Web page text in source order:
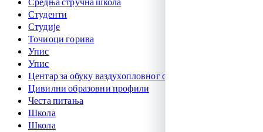
Студенти
Студије
Точиоци горива
Упис
Упис
Центар за обуку ваздухопловног особља
Цивилни образовни профили
Честа питања
Школа
Школа